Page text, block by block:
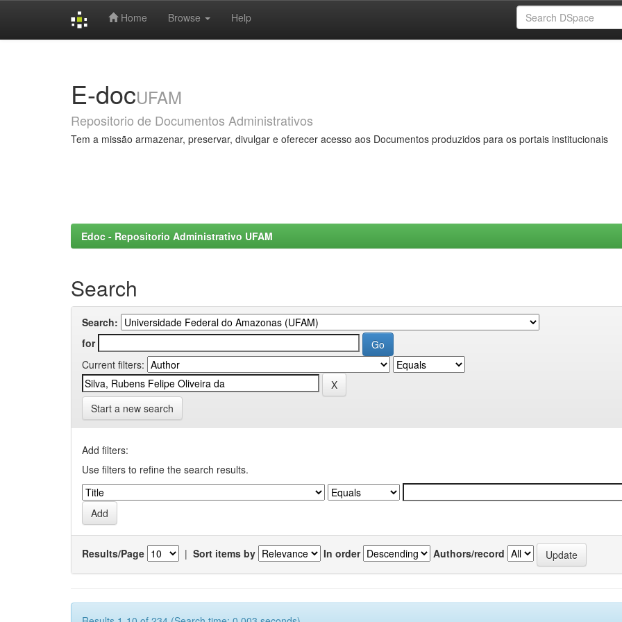
Home Browse Help
E-docUFAM
Repositorio de Documentos Administrativos
Tem a missão armazenar, preservar, divulgar e oferecer acesso aos Documentos produzidos para os portais institucionais
Edoc - Repositorio Administrativo UFAM
Search
Search:
for
Current filters:
Start a new search
Add filters:
Use filters to refine the search results.
Results/Page | Sort items by In order Authors/record